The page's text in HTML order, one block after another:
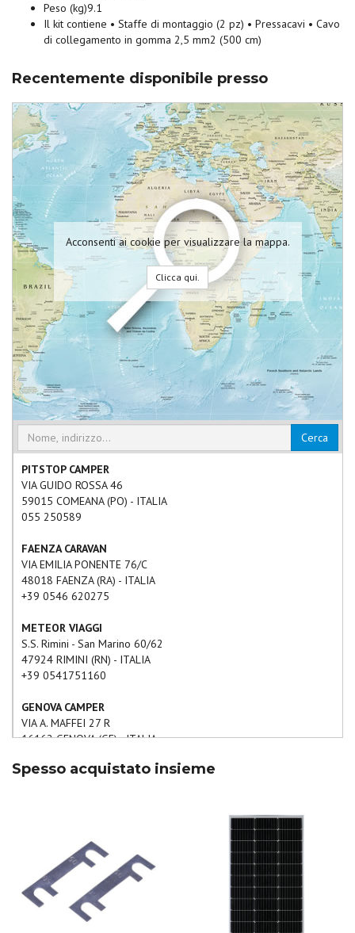
Peso (kg)9.1
Il kit contiene • Staffe di montaggio (2 pz) • Pressacavi • Cavo
di collegamento in gomma 2,5 mm2 (500 cm)
Recentemente disponibile presso
Acconsenti ai cookie per visualizzare la mappa.
Clicca qui.
Cerca
PITSTOP CAMPER
VIA GUIDO ROSSA 46
59015 COMEANA(PO) - ITALIA
055 250589
FAENZA CARAVAN
VIA EMILIA PONENTE 76/C
48018 FAENZA(RA) - ITALIA
+39 0546 620275
METEOR VIAGGI
S.S. Rimini - San Marino 60/62
47924 RIMINI (RN) - ITALIA
+39 0541751160
GENOVA CAMPER
VIA A. MAFFEI 27 R
16162 GENOVA(GE) -ITALIA
AR AUTORIPARAZIONI
VIA 25 APRILE 30
40012 CALDERARA DI RENO
+39 051 728260
Spesso acquistato insieme